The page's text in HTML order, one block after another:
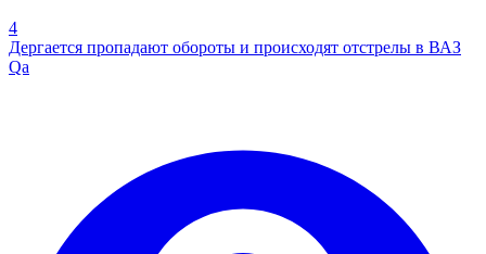
4
Дергается пропадают обороты и происходят отстрелы в ВАЗ
Qa